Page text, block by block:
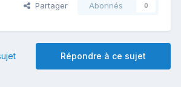
Partager Abonnés 0
Répondre à ce sujet